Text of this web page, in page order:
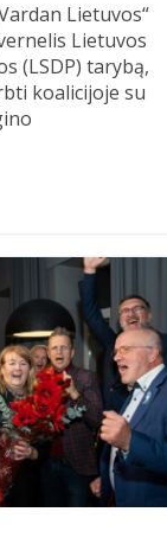
Lietuvos“
Lietuvos
(LSDP) tarybą,
koalicijoje su